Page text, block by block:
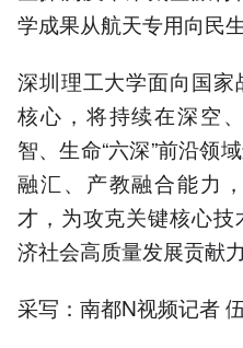
学成果从航天专用向民
深圳理工大学面向国
核心，将持续在深空
智、生命“六深”前沿领
融汇、产教融合能力
才，为攻克关键核心
济社会高质量发展贡献力
采写：南都N视频记者